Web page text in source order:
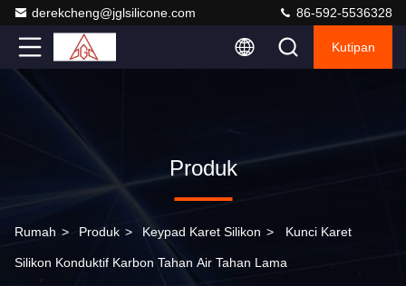
derekcheng@jglsilicone.com 86-592-5536328
Kutipan
Produk
Rumah > Produk > Keypad Karet Silikon > Kunci Karet
Silikon Konduktif Karbon Tahan Air Tahan Lama